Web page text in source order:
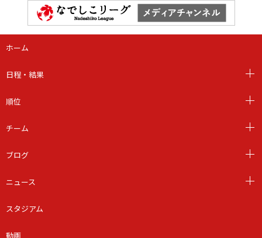
ホーム
日程・結果
順位
チーム
ブログ
ニュース
スタジアム
動画